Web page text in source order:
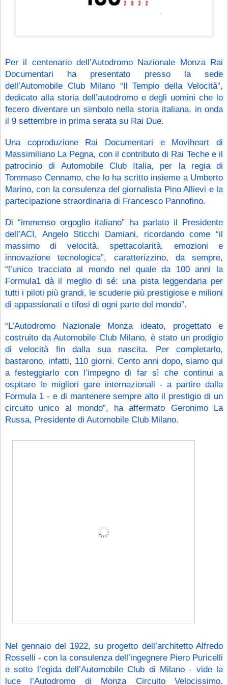
Per il centenario dell’Autodromo Nazionale Monza Rai
Documentari ha presentato presso la sede
dell’Automobile Club Milano “Il Tempio della Velocità”,
dedicato alla storia dell’autodromo e degli uomini che lo
fecero diventare un simbolo nella storia italiana, in onda
il 9 settembre in prima serata su Rai Due.
Una coproduzione Rai Documentari e Moviheart di
Massimiliano La Pegna, con il contributo di Rai Teche e il
patrocinio di Automobile Club Italia, per la regia di
Tommaso Cennamo, che lo ha scritto insieme a Umberto
Marino, con la consulenza del giornalista Pino Allievi e la
partecipazione straordinaria di Francesco Pannofino.
Di “immenso orgoglio italiano” ha parlato il Presidente
dell’ACI, Angelo Sticchi Damiani, ricordando come “il
massimo di velocità, spettacolarità, emozioni e
innovazione tecnologica”, caratterizzino, da sempre,
“l’unico tracciato al mondo nel quale da 100 anni la
Formula1 dà il meglio di sé: una pista leggendaria per
tutti i piloti più grandi, le scuderie più prestigiose e milioni
di appassionati e tifosi di ogni parte del mondo”.
“L’Autodromo Nazionale Monza ideato, progettato e
costruito da Automobile Club Milano, è stato un prodigio
di velocità fin dalla sua nascita. Per completarlo,
bastarono, infatti, 110 giorni. Cento anni dopo, siamo qui
a festeggiarlo con l’impegno di far sì che continui a
ospitare le migliori gare internazionali - a partire dalla
Formula 1 - e di mantenere sempre alto il prestigio di un
circuito unico al mondo”, ha affermato Geronimo La
Russa, Presidente di Automobile Club Milano.
Nel gennaio del 1922, su progetto dell’architetto Alfredo
Rosselli - con la consulenza dell’ingegnere Piero Puricelli
e sotto l’egida dell’Automobile Club di Milano - vide la
luce l’Autodromo di Monza Circuito Velocissimo.